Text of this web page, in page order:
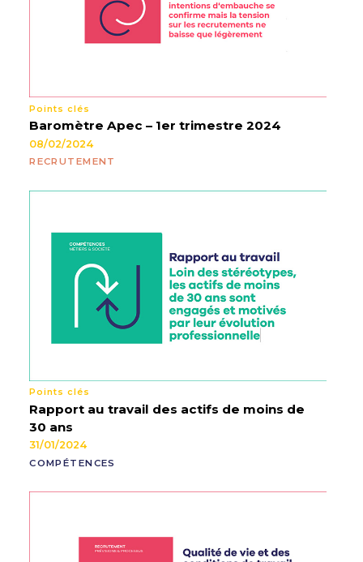
Points clés
Baromètre Apec – 1er trimestre 2024
08/02/2024
RECRUTEMENT
Points clés
Rapport au travail des actifs de moins de
30 ans
31/01/2024
COMPÉTENCES